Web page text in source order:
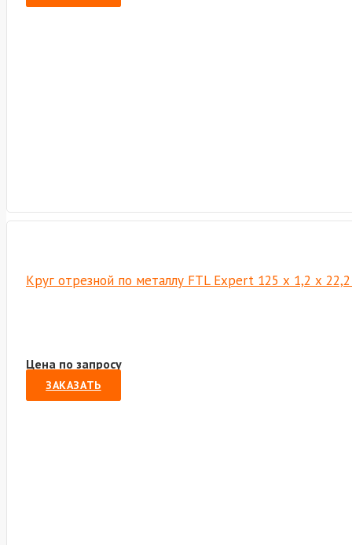
Круг отрезной по металлу FTL Expert 125 х 1,2 х
Цена по запросу
ЗАКАЗАТЬ